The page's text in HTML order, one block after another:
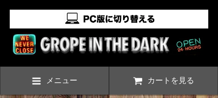
メニュー カートを見る